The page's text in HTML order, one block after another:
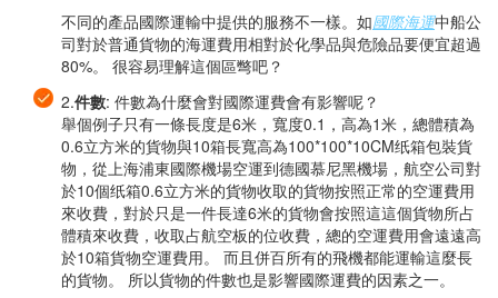
不同的產品國際運輸中提供的服務不一樣。如國際海運中船公
司對於普通貨物的海運費用相對於化學品與危險品要便宜超過
80%。 很容易理解這個區彆吧？
2.件數: 件數為什麼會對國際運費會有影響呢？
舉個例子只有一條長度是6米，寬度0.1，高為1米，總體積為
0.6立方米的貨物與10箱長寬高為100*100*10CM纸箱包裝貨
物，從上海浦東國際機場空運到德國慕尼黑機場，航空公司對
於10個纸箱0.6立方米的貨物收取的貨物按照正常的空運費用
來收費，對於只是一件長達6米的貨物會按照這這個貨物所占
體積來收費，收取占航空板的位收費，總的空運費用會遠遠高
於10箱貨物空運費用。 而且併百所有的飛機都能運輸這麼長
的貨物。 所以貨物的件數也是影響國際運費的因素之一。